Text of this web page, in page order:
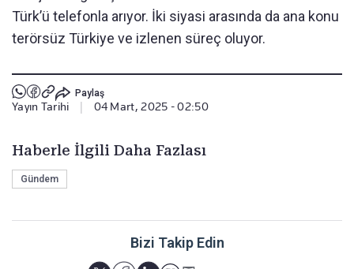
Türk’ü telefonla arıyor. İki siyasi arasında da ana konu
terörsüz Türkiye ve izlenen süreç oluyor.
Paylaş
Yayın Tarihi 04 Mart, 2025 - 02:50
Haberle İlgili Daha Fazlası
Gündem
Bizi Takip Edin